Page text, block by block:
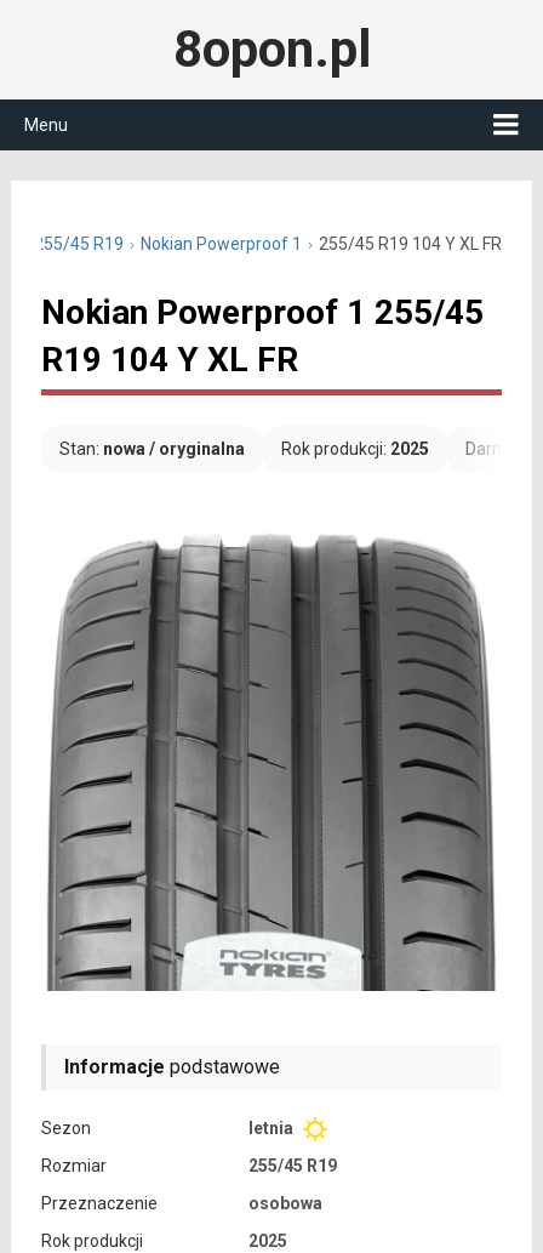
8opon.pl
Menu
255/45 R19 Nokian Powerproof 1 255/45 R19 104 Y XL FR
Nokian Powerproof 1 255/45
R19 104 Y XL FR
Stan: nowa / oryginalna Rok produkcji: 2025
Informacje podstawowe
Sezon
letnia
Rozmiar
255/45 R19
Przeznaczenie
osobowa
Rok produkcji
2025